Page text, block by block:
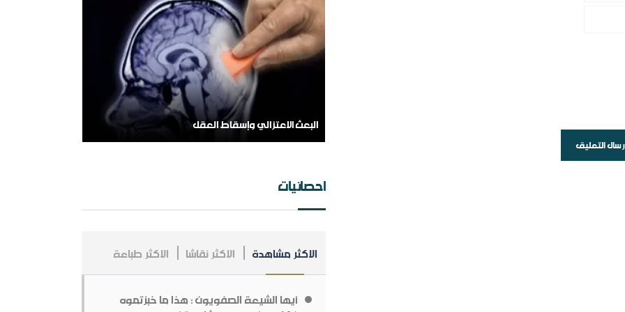
البعث الاعتزالي وإسقاط العقل
احصائيات
الاكثر مشاهدة الاكثر نقاشا الاكثر طباعة
أيها الشيعة الصفويون : هذا ما خبزتموه